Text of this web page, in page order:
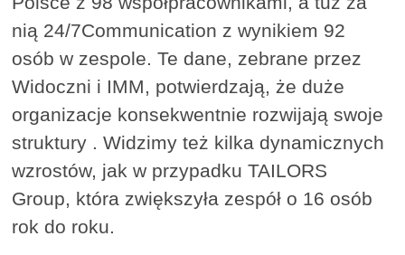
nią 24/7Communication z wynikiem 92
osób w zespole. Te dane, zebrane przez
Widoczni i IMM, potwierdzają, że duże
organizacje konsekwentnie rozwijają swoje
struktury . Widzimy też kilka dynamicznych
wzrostów, jak w przypadku TAILORS
Group, która zwiększyła zespół o 16 osób
rok do roku.